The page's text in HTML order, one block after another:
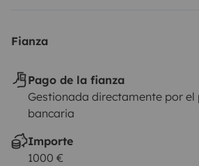
Fianza
Pago de la fianza
Gestionada directamente por
bancaria
Importe
1000 €